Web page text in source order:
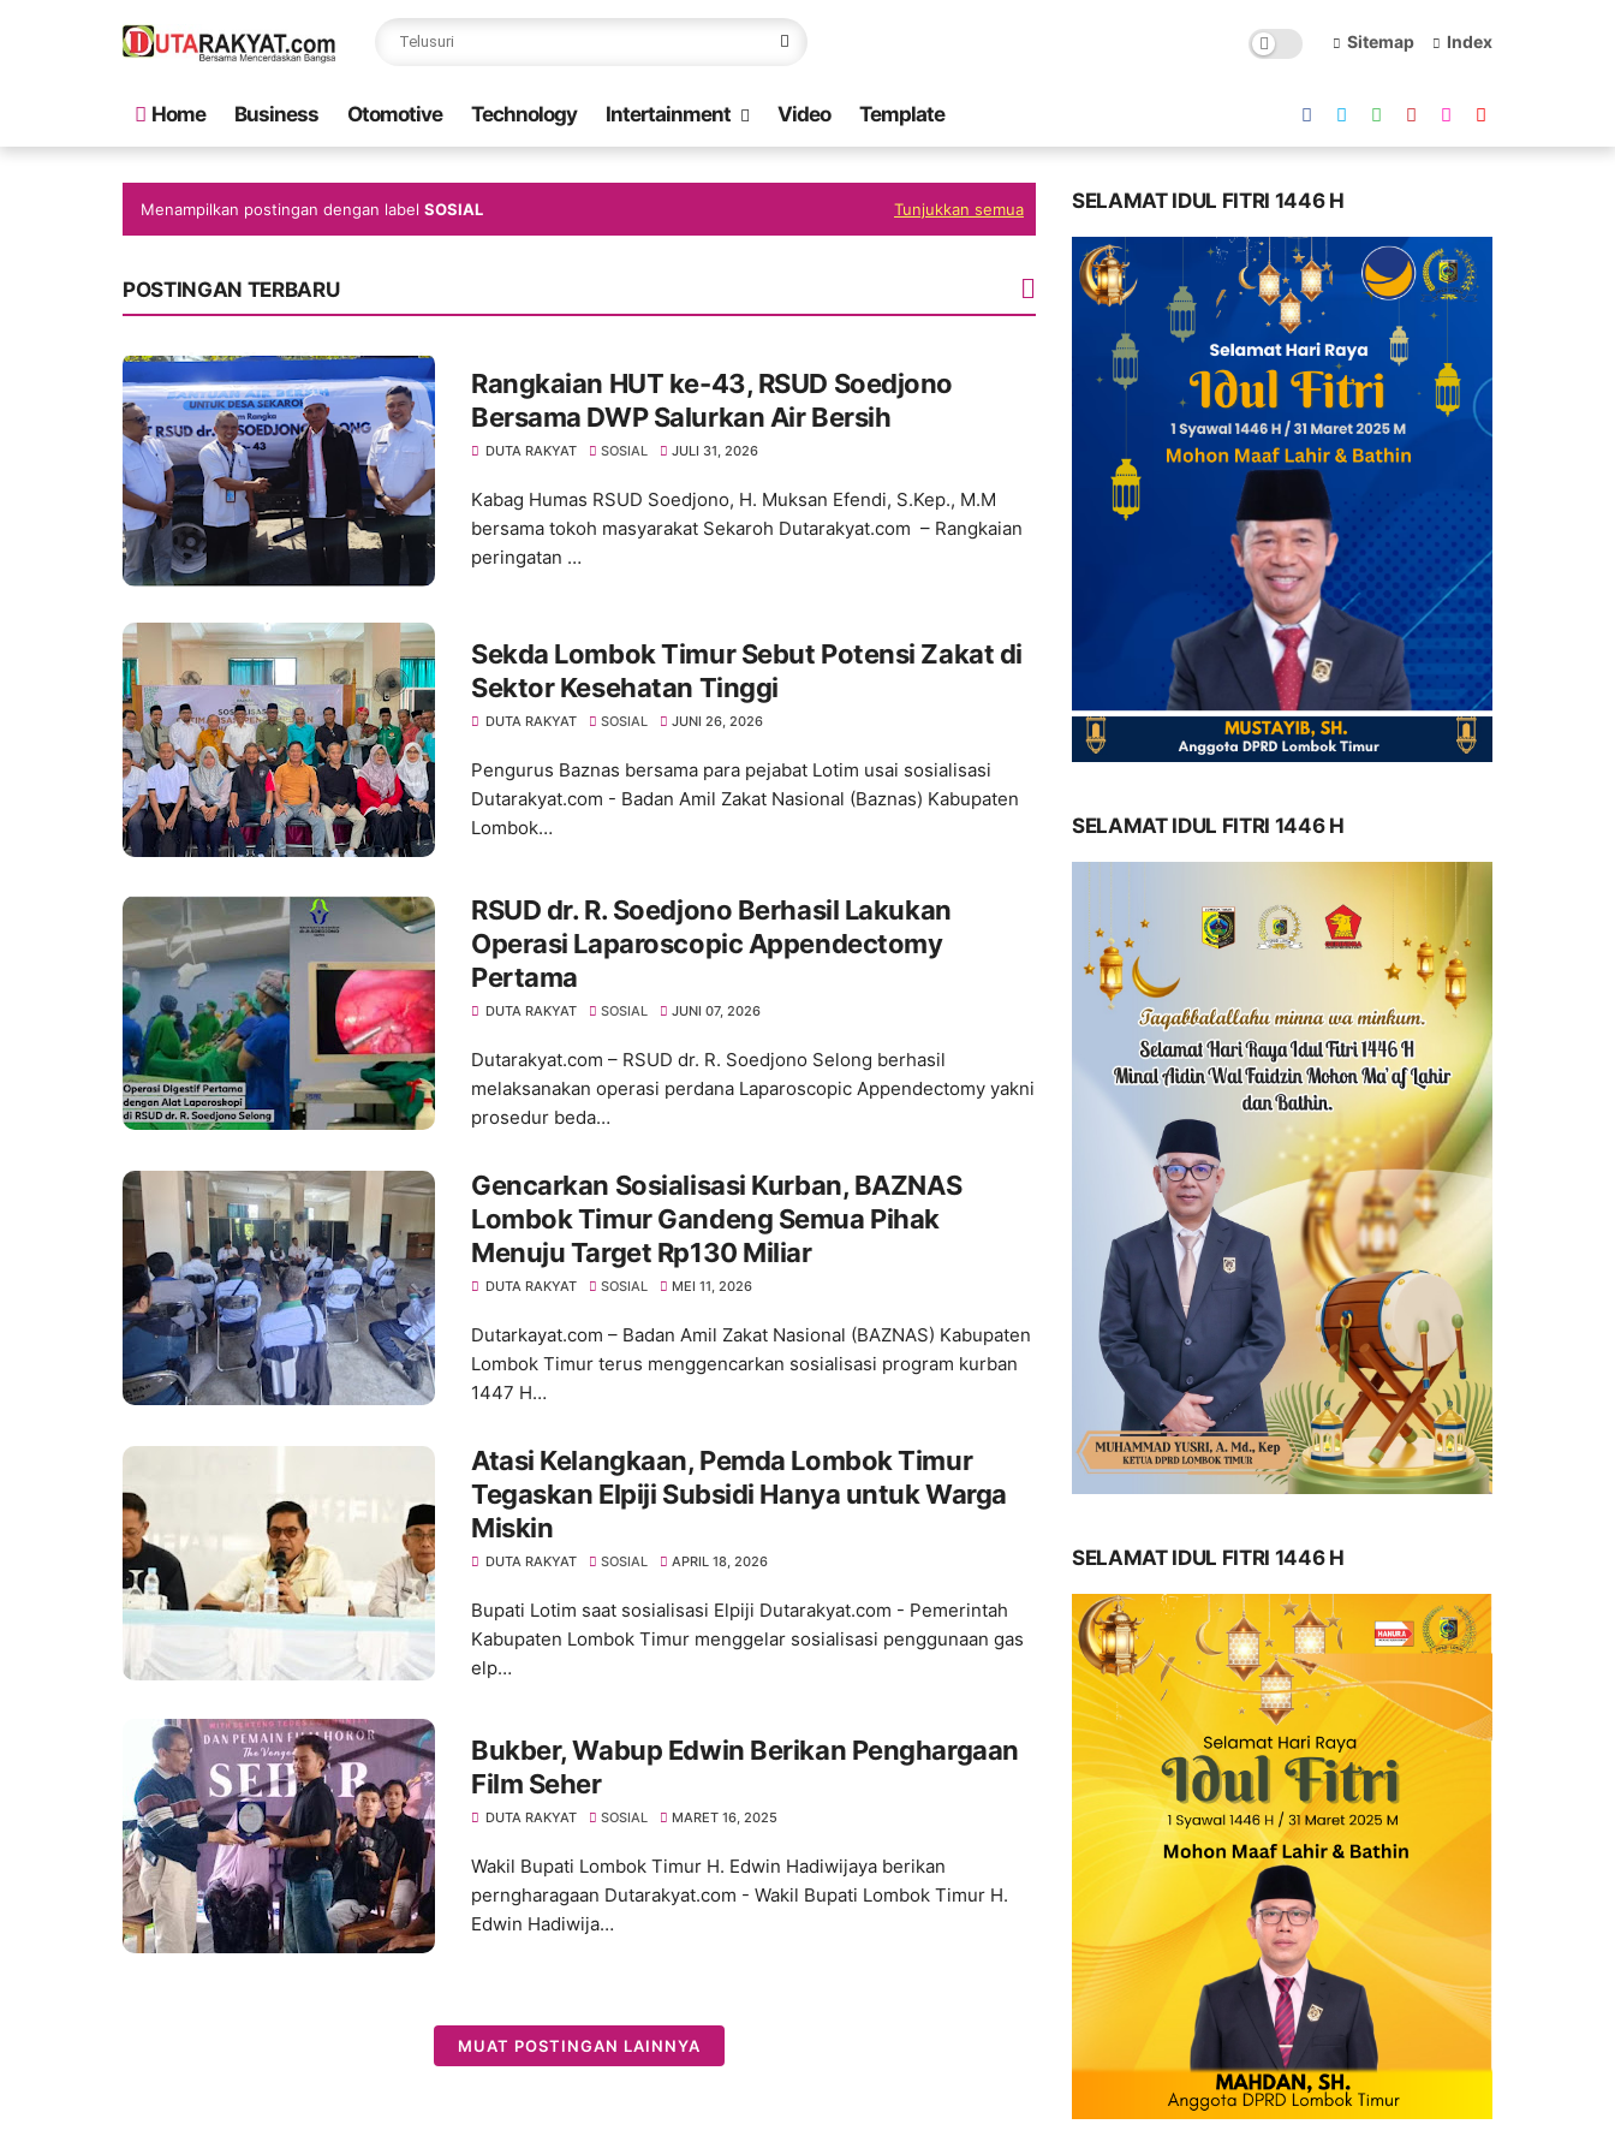
Sitemap Index
Home Business Otomotive Technology Intertainment Video Template
Menampilkan postingan dengan label SOSIAL Tunjukkan semua
POSTINGAN TERBARU
Rangkaian HUT ke-43, RSUD Soedjono
Bersama DWP Salurkan Air Bersih
DUTA RAKYAT SOSIAL JULI 31, 2026
Kabag Humas RSUD Soedjono, H. Muksan Efendi, S.Kep., M.M
bersama tokoh masyarakat Sekaroh Dutarakyat.com – Rangkaian
peringatan …
Sekda Lombok Timur Sebut Potensi Zakat di
Sektor Kesehatan Tinggi
DUTA RAKYAT SOSIAL JUNI 26, 2026
Pengurus Baznas bersama para pejabat Lotim usai sosialisasi
Dutarakyat.com - Badan Amil Zakat Nasional (Baznas) Kabupaten
Lombok…
RSUD dr. R. Soedjono Berhasil Lakukan
Operasi Laparoscopic Appendectomy
Pertama
DUTA RAKYAT SOSIAL JUNI 07, 2026
Dutarakyat.com – RSUD dr. R. Soedjono Selong berhasil
melaksanakan operasi perdana Laparoscopic Appendectomy yakni
prosedur beda…
Gencarkan Sosialisasi Kurban, BAZNAS
Lombok Timur Gandeng Semua Pihak
Menuju Target Rp130 Miliar
DUTA RAKYAT SOSIAL MEI 11, 2026
Dutarkayat.com – Badan Amil Zakat Nasional (BAZNAS) Kabupaten
Lombok Timur terus menggencarkan sosialisasi program kurban
1447 H…
Atasi Kelangkaan, Pemda Lombok Timur
Tegaskan Elpiji Subsidi Hanya untuk Warga
Miskin
DUTA RAKYAT SOSIAL APRIL 18, 2026
Bupati Lotim saat sosialisasi Elpiji Dutarakyat.com - Pemerintah
Kabupaten Lombok Timur menggelar sosialisasi penggunaan gas
elp…
Bukber, Wabup Edwin Berikan Penghargaan
Film Seher
DUTA RAKYAT SOSIAL MARET 16, 2025
Wakil Bupati Lombok Timur H. Edwin Hadiwijaya berikan
perngharagaan Dutarakyat.com - Wakil Bupati Lombok Timur H.
Edwin Hadiwija…
MUAT POSTINGAN LAINNYA
SELAMAT IDUL FITRI 1446 H
SELAMAT IDUL FITRI 1446 H
SELAMAT IDUL FITRI 1446 H